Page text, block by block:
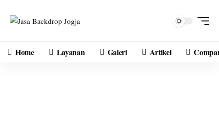
Home Layanan Galeri Artikel